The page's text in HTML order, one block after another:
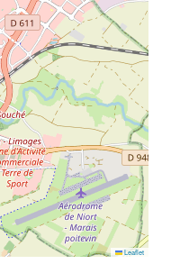
Leaflet